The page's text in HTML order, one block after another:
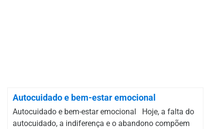
Autocuidado e bem-estar emocional
Autocuidado e bem-estar emocional Hoje, a falta do
autocuidado, a indiferença e o abandono compõem